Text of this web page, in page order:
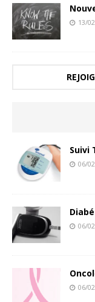
13/
Suivi
06/
06/
06/